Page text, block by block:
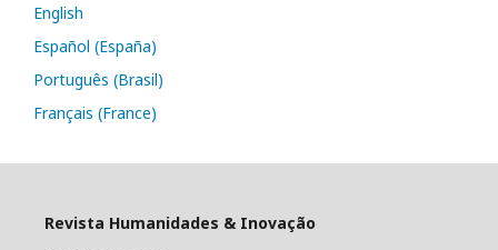
English
Español (España)
Português (Brasil)
Français (France)
Revista Humanidades & Inovação